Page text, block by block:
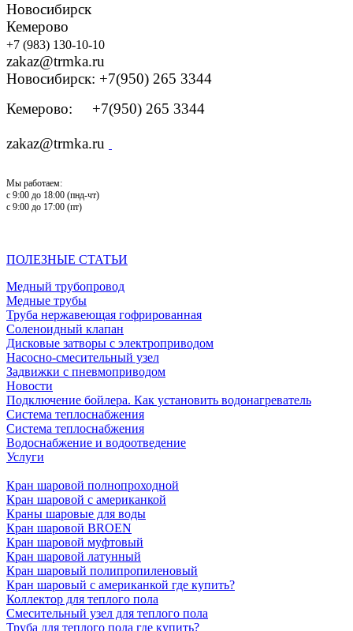
Новосибирск
Кемерово
+7 (983) 130-10-10
zakaz@trmka.ru
Новосибирск: +7(950) 265 3344
Кемерово: +7(950) 265 3344
zakaz@trmka.ru
Мы работаем:
с 9:00 до 18:00 (пнд-чт)
с 9:00 до 17:00 (пт)
ПОЛЕЗНЫЕ СТАТЬИ
Медный трубопровод
Медные трубы
Труба нержавеющая гофрированная
Соленоидный клапан
Дисковые затворы с электроприводом
Насосно-смесительный узел
Задвижки с пневмоприводом
Новости
Подключение бойлера. Как установить водонагреватель
Система теплоснабжения
Система теплоснабжения
Водоснабжение и водоотведение
Услуги
Кран шаровой полнопроходной
Кран шаровой с американкой
Краны шаровые для воды
Кран шаровой BROEN
Кран шаровой муфтовый
Кран шаровой латунный
Кран шаровый полипропиленовый
Кран шаровый с американкой где купить?
Коллектор для теплого пола
Смесительный узел для теплого пола
Труба для теплого пола где купить?